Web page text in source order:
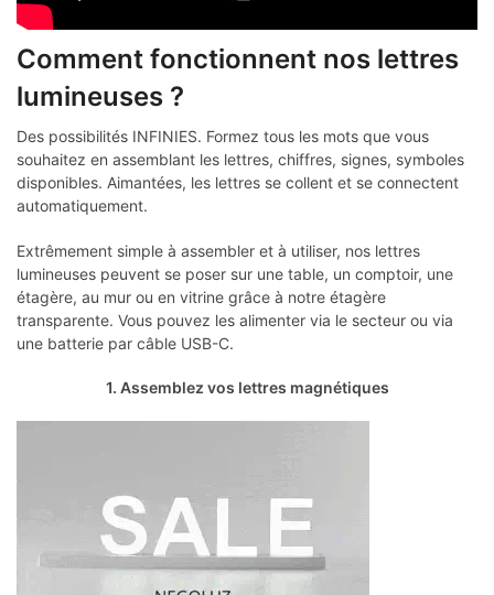
Comment fonctionnent nos lettres
lumineuses ?
Des possibilités INFINIES. Formez tous les mots que vous
souhaitez en assemblant les lettres, chiffres, signes, symboles
disponibles. Aimantées, les lettres se collent et se connectent
automatiquement.
Extrêmement simple à assembler et à utiliser, nos lettres
lumineuses peuvent se poser sur une table, un comptoir, une
étagère, au mur ou en vitrine grâce à notre étagère
transparente. Vous pouvez les alimenter via le secteur ou via
une batterie par câble USB-C.
1. Assemblez vos lettres magnétiques